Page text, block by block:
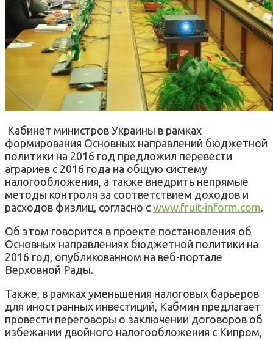
Кабинет министров Украины в рамках
формирования Основных направлений бюджетной
политики на 2016 год предложил перевести
аграриев с 2016 года на общую систему
налогообложения, а также внедрить непрямые
методы контроля за соответствием доходов и
расходов физлиц, согласно с www.fruit-inform.com.
Об этом говорится в проекте постановления об
Основных направлениях бюджетной политики на
2016 год, опубликованном на веб-портале
Верховной Рады.
Также, в рамках уменьшения налоговых барьеров
для иностранных инвестиций, Кабмин предлагает
провести переговоры о заключении договоров об
избежании двойного налогообложения с Кипром,